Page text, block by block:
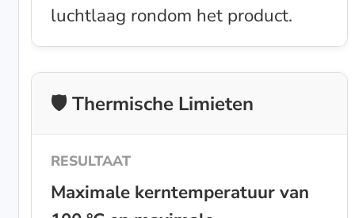
luchtlaag rondom het product.
🛡️ Thermische Limieten
Maximale kerntemperatuur van